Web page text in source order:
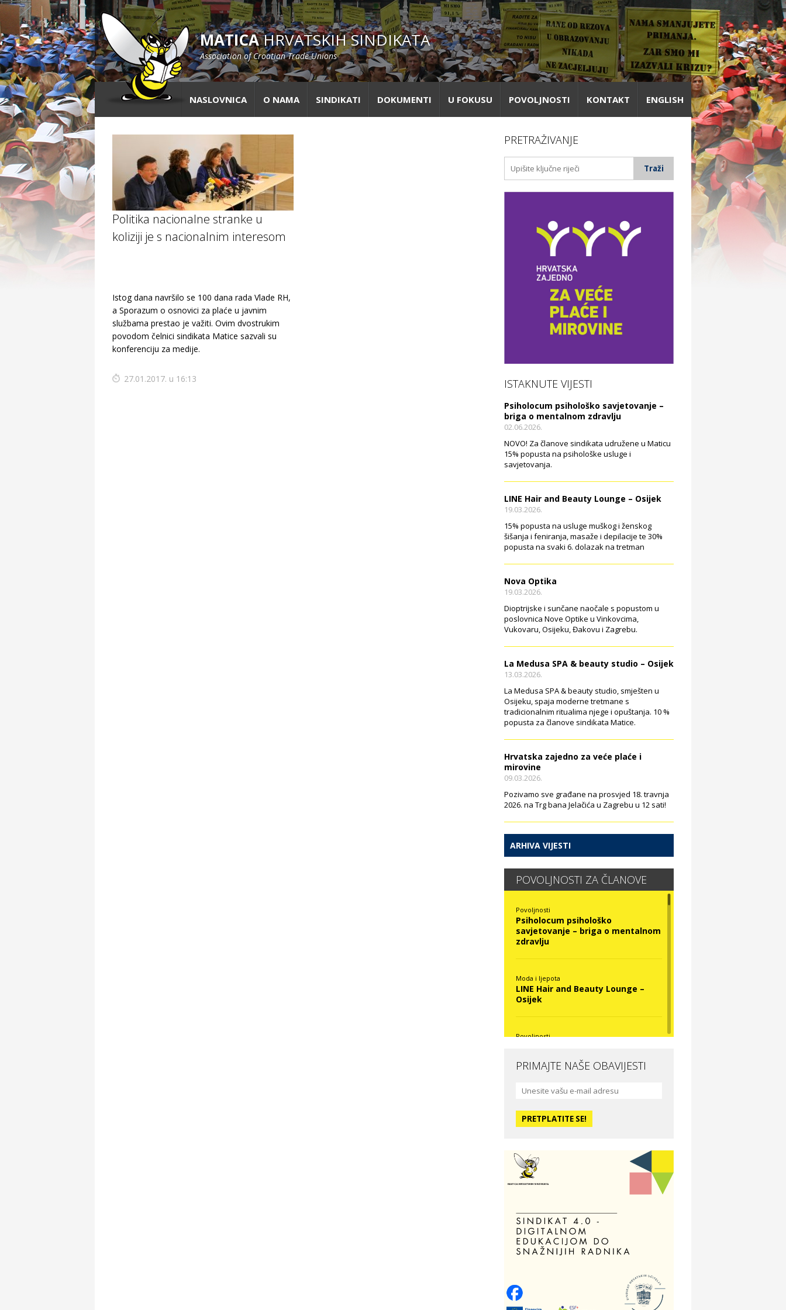
MATICAHRVATSKIH SINDIKATA
Association of Croatian Trade Unions
NASLOVNICA O NAMA SINDIKATI DOKUMENTI U FOKUSU POVOLJNOSTI KONTAKT ENGLISH
Politika nacionalne stranke u
koliziji je s nacionalnim interesom
Istog dana navršilo se 100 dana rada Vlade RH,
a Sporazum o osnovici za plaće u javnim
službama prestao je važiti. Ovim dvostrukim
povodom čelnici sindikata Matice sazvali su
konferenciju za medije.
27.01.2017. u 16:13
PRETRAŽIVANJE
ISTAKNUTE VIJESTI
Psiholocum psihološko savjetovanje –
briga o mentalnom zdravlju
02.06.2026.
NOVO! Za članove sindikata udružene u Maticu
15% popusta na psihološke usluge i
savjetovanja.
LINE Hair and Beauty Lounge – Osijek
19.03.2026.
15% popusta na usluge muškog i ženskog
šišanja i feniranja, masaže i depilacije te 30%
popusta na svaki 6. dolazak na tretman
Nova Optika
19.03.2026.
Dioptrijske i sunčane naočale s popustom u
poslovnica Nove Optike u Vinkovcima,
Vukovaru, Osijeku, Đakovu i Zagrebu.
La Medusa SPA & beauty studio – Osijek
13.03.2026.
La Medusa SPA & beauty studio, smješten u
Osijeku, spaja moderne tretmane s
tradicionalnim ritualima njege i opuštanja. 10 %
popusta za članove sindikata Matice.
Hrvatska zajedno za veće plaće i
mirovine
09.03.2026.
Pozivamo sve građane na prosvjed 18. travnja
2026. na Trg bana Jelačića u Zagrebu u 12 sati!
ARHIVA VIJESTI
POVOLJNOSTI ZA ČLANOVE
Povoljnosti
Psiholocum psihološko
savjetovanje – briga o mentalnom
zdravlju
Moda i ljepota
LINE Hair and Beauty Lounge –
Osijek
Povoljnosti
La Medusa SPA & beauty studio –
Hotel Vila Ružica Crikvenica
Odmor
Villa Baranja – popust na smještaj
Povoljnosti
Optika Adrialeće – online i fizičke
optike
PRIMAJTE NAŠE OBAVIJESTI